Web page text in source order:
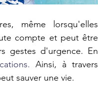
même lorsqu'elles
compte et peut être
gestes d'urgence. En
Ainsi, à travers
sauver une vie.